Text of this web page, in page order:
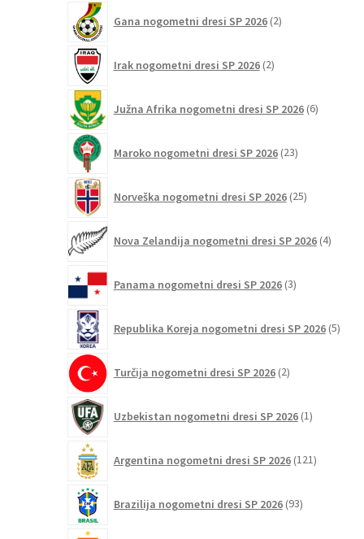
Gana nogometni dresi SP 2026 2izdelka
Irak nogometni dresi SP 2026 2izdelka
Južna Afrika nogometni dresi SP 2026 6izdelkov
Maroko nogometni dresi SP 2026 23izdelkov
Norveška nogometni dresi SP 2026 25izdelkov
Nova Zelandija nogometni dresi SP 2026 4izdelki
Panama nogometni dresi SP 2026 3izdelki
Republika Koreja nogometni dresi SP 2026 5
Turčija nogometni dresi SP 2026 2izdelka
Uzbekistan nogometni dresi SP 2026 1izdelek
Argentina nogometni dresi SP 2026 121izdelkov
Brazilija nogometni dresi SP 2026 93izdelkov